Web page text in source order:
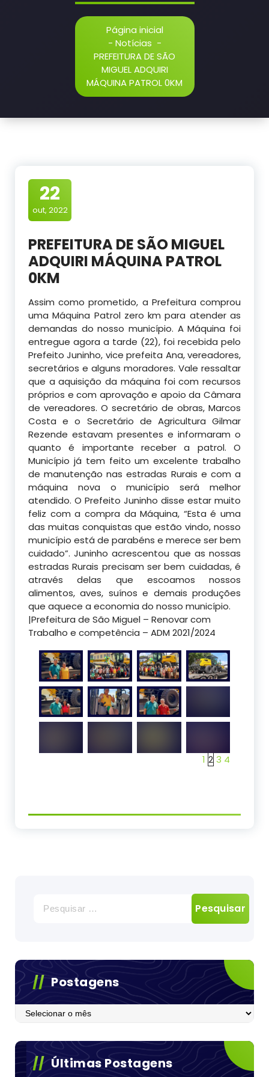
Página inicial
- Notícias -
PREFEITURA DE SÃO
MIGUEL ADQUIRI
MÁQUINA PATROL 0KM
22
out, 2022
PREFEITURA DE SÃO MIGUEL
ADQUIRI MÁQUINA PATROL
0KM
Assim como prometido, a Prefeitura comprou
uma Máquina Patrol zero km para atender as
demandas do nosso município. A Máquina foi
entregue agora a tarde (22), foi recebida pelo
Prefeito Juninho, vice prefeita Ana, vereadores,
secretários e alguns moradores. Vale ressaltar
que a aquisição da máquina foi com recursos
próprios e com aprovação e apoio da Câmara
de vereadores. O secretário de obras, Marcos
Costa e o Secretário de Agricultura Gilmar
Rezende estavam presentes e informaram o
quanto é importante receber a patrol. O
Município já tem feito um excelente trabalho
de manutenção nas estradas Rurais e com a
máquina nova o município será melhor
atendido. O Prefeito Juninho disse estar muito
feliz com a compra da Máquina, “Esta é uma
das muitas conquistas que estão vindo, nosso
município está de parabéns e merece ser bem
cuidado”. Juninho acrescentou que as nossas
estradas Rurais precisam ser bem cuidadas, é
através delas que escoamos nossos
alimentos, aves, suínos e demais produções
que aquece a economia do nosso município.
|Prefeitura de São Miguel – Renovar com
Trabalho e competência – ADM 2021/2024
1 2 3 4
por:
Postagens
Postagens
Últimas Postagens